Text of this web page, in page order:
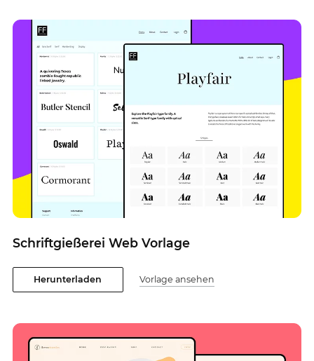
Schriftgießerei Web Vorlage
Herunterladen Vorlage ansehen